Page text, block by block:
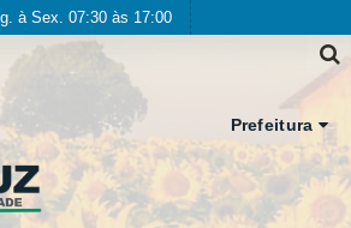
à Sex. 07:30 às 17:00
Prefeitura